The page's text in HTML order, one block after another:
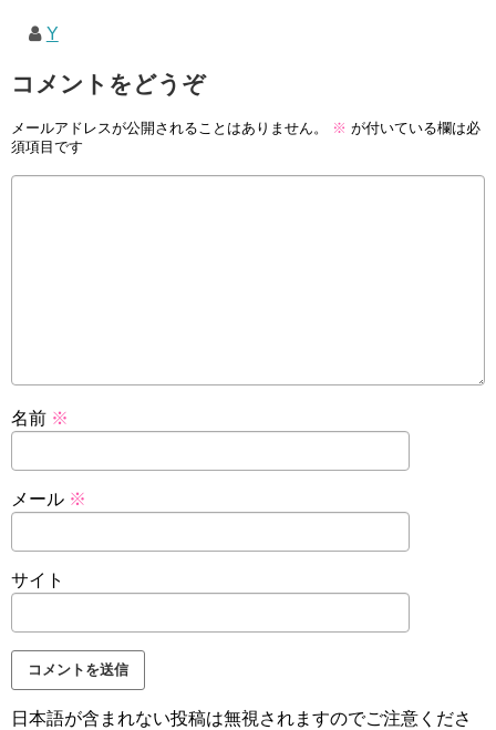
Y
コメントをどうぞ
メールアドレスが公開されることはありません。 ※ が付いている欄は必
須項目です
名前 ※
メール ※
サイト
日本語が含まれない投稿は無視されますのでご注意くださ